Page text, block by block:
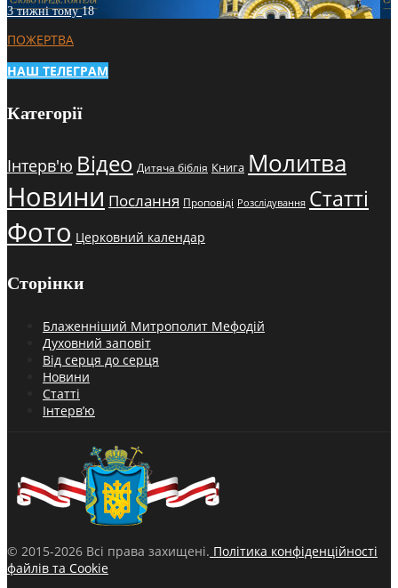
3 тижні тому18
ПОЖЕРТВА
НАШ ТЕЛЕГРАМ
Категорії
Інтерв'ю Відео Дитяча біблія Книга Молитва
Новини Послання Проповіді Розслідування Статті
Фото Церковний календар
Сторінки
Блаженніший Митрополит Мефодій
Духовний заповіт
Від серця до серця
Новини
Статті
Інтерв’ю
© 2015-2026 Всі права захищені. Політика конфіденційності
файлів та Cookie